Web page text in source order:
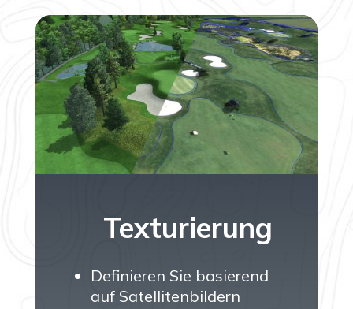
Texturierung
Definieren Sie basierend
auf Satellitenbildern